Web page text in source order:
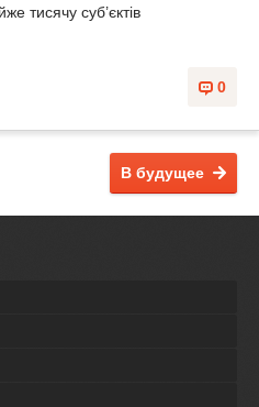
тисячу суб’єктів
0
В будущее